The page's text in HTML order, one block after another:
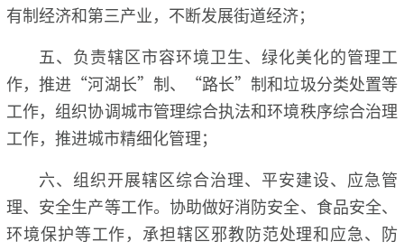
有制经济和第三产业，不断发展街道经济；
五、负责辖区市容环境卫生、绿化美化的管理工
作，推进“河湖长”制、“路长”制和垃圾分类处置等
工作，组织协调城市管理综合执法和环境秩序综合治理
工作，推进城市精细化管理；
六、组织开展辖区综合治理、平安建设、应急管
理、安全生产等工作。协助做好消防安全、食品安全、
环境保护等工作，承担辖区邪教防范处理和应急、防